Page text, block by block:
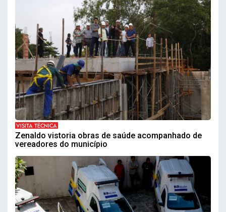
VISITA TÉCNICA
Zenaldo vistoria obras de saúde acompanhado de
vereadores do município